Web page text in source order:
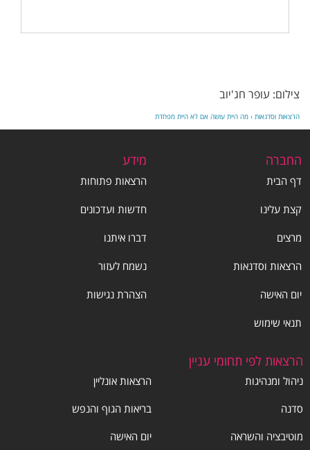
צילום: עופר חג'יוב
הרצאות וסדנאות › מה היית עושה אם לא היית מפחדת
החברה
דף הבית
קצת עלינו
מרצים
הרצאות וסדנאות
יום האישה
תנאי שימוש
מידע
הרצאות פתוחות
חדשות ועדכונים
דברו איתנו
נשמח לעזור
הצהרת נגישות
הרצאות לפי תחומי עניין
ניהול ומנהיגות
הרצאות אונליין
סדנה
בריאות הגוף והנפש
מוטיבציה והשראה
יום האישה